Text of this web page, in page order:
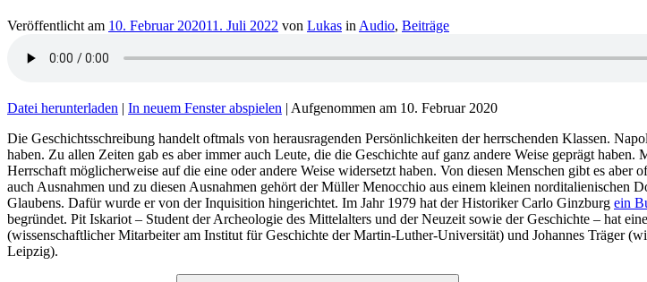
Veröffentlicht am 10. Februar 202011. Juli 2022 von Lukas in Audio, Beiträge
Datei herunterladen | In neuem Fenster abspielen | Aufgenommen am 10. Februar 2020
Die Geschichtsschreibung handelt oftmals von herausragenden Persönlichkeiten der herrschenden Klassen.
haben. Zu allen Zeiten gab es aber immer auch Leute, die die Geschichte auf ganz andere Weise geprägt
Herrschaft möglicherweise auf die eine oder andere Weise widersetzt haben. Von diesen Menschen gibt es
auch Ausnahmen und zu diesen Ausnahmen gehört der Müller Menocchio aus einem kleinen
Glaubens. Dafür wurde er von der Inquisition hingerichtet. Im Jahr 1979 hat der Historiker Carlo Ginzburg ein
begründet. Pit Iskariot – Student der Archeologie des Mittelalters und der Neuzeit sowie der Geschichte – hat
(wissenschaftlicher Mitarbeiter am Institut für Geschichte der Martin-Luther-Universität) und Johannes Träger
Leipzig).